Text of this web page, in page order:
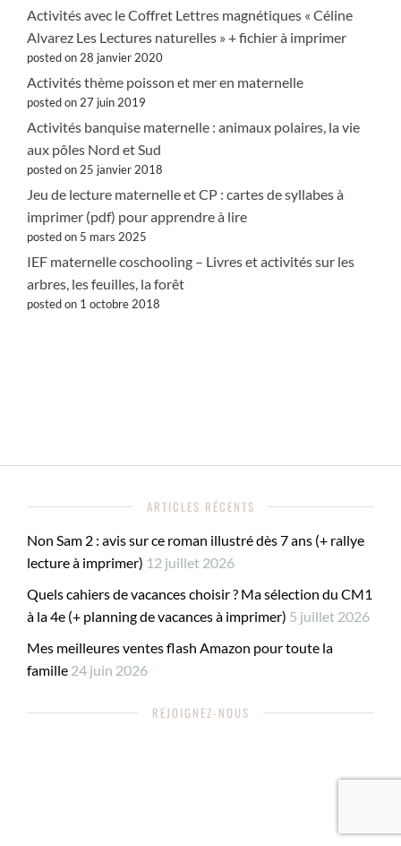
Activités avec le Coffret Lettres magnétiques « Céline
Alvarez Les Lectures naturelles » + fichier à imprimer
posted on 28 janvier 2020
Activités thème poisson et mer en maternelle
posted on 27 juin 2019
Activités banquise maternelle : animaux polaires, la vie
aux pôles Nord et Sud
posted on 25 janvier 2018
Jeu de lecture maternelle et CP : cartes de syllabes à
imprimer (pdf) pour apprendre à lire
posted on 5 mars 2025
IEF maternelle coschooling – Livres et activités sur les
arbres, les feuilles, la forêt
posted on 1 octobre 2018
ARTICLES RÉCENTS
Non Sam 2 : avis sur ce roman illustré dès 7 ans (+ rallye
lecture à imprimer) 12 juillet 2026
Quels cahiers de vacances choisir ? Ma sélection du CM1
à la 4e (+ planning de vacances à imprimer) 5 juillet 2026
Mes meilleures ventes flash Amazon pour toute la
famille 24 juin 2026
REJOIGNEZ-NOUS